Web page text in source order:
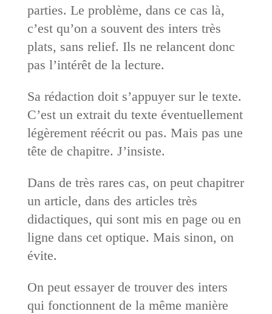
parties. Le problème, dans ce cas là,
c’est qu’on a souvent des inters très
plats, sans relief. Ils ne relancent donc
pas l’intérêt de la lecture.
Sa rédaction doit s’appuyer sur le texte.
C’est un extrait du texte éventuellement
légèrement réécrit ou pas. Mais pas une
tête de chapitre. J’insiste.
Dans de très rares cas, on peut chapitrer
un article, dans des articles très
didactiques, qui sont mis en page ou en
ligne dans cet optique. Mais sinon, on
évite.
On peut essayer de trouver des inters
qui fonctionnent de la même manière